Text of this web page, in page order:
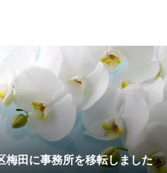
梅田に事務所を移転しました